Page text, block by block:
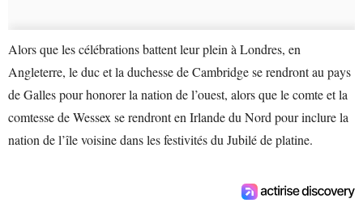
Alors que les célébrations battent leur plein à Londres, en
Angleterre, le duc et la duchesse de Cambridge se rendront au pays
de Galles pour honorer la nation de l’ouest, alors que le comte et la
comtesse de Wessex se rendront en Irlande du Nord pour inclure la
nation de l’île voisine dans les festivités du Jubilé de platine.